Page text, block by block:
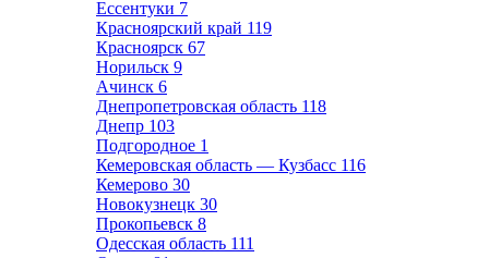
Ессентуки 7
Красноярский край 119
Красноярск 67
Норильск 9
Ачинск 6
Днепропетровская область 118
Днепр 103
Подгородное 1
Кемеровская область — Кузбасс 116
Кемерово 30
Новокузнецк 30
Прокопьевск 8
Одесская область 111